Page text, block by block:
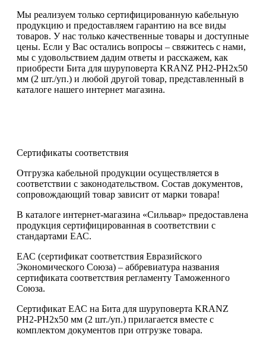
Мы реализуем только сертифицированную кабельную
продукцию и предоставляем гарантию на все виды
товаров. У нас только качественные товары и доступные
цены. Если у Вас остались вопросы – свяжитесь с нами,
мы с удовольствием дадим ответы и расскажем, как
приобрести Бита для шуруповерта KRANZ PH2-PH2х50
мм (2 шт./уп.) и любой другой товар, представленный в
каталоге нашего интернет магазина.
Сертификаты соответствия
Отгрузка кабельной продукции осуществляется в
соответствии с законодательством. Состав документов,
сопровождающий товар зависит от марки товара!
В каталоге интернет-магазина «Сильвар» предоставлена
продукция сертифицированная в соответствии с
стандартами ЕАС.
ЕАС (сертификат соответствия Евразийского
Экономического Союза) – аббревиатура названия
сертификата соответствия регламенту Таможенного
Союза.
Сертификат ЕАС на Бита для шуруповерта KRANZ
PH2-PH2х50 мм (2 шт./уп.) прилагается вместе с
комплектом документов при отгрузке товара.